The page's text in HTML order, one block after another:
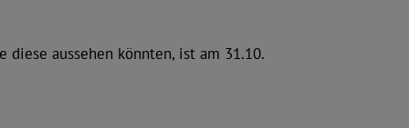
diese aussehen könnten, ist am 31.10.